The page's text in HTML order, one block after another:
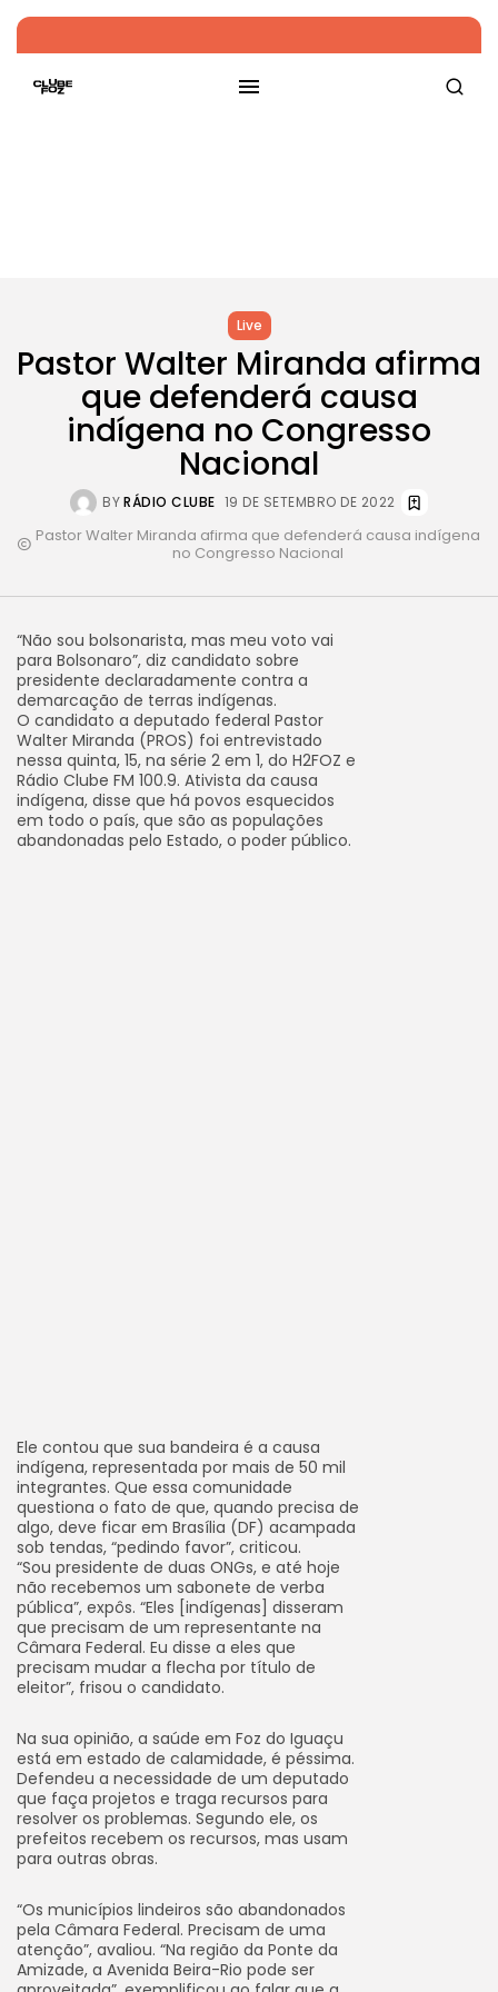
Live
Pastor Walter Miranda afirma
que defenderá causa
indígena no Congresso
Nacional
BYRÁDIO CLUBE 19 DE SETEMBRO DE 2022
Pastor Walter Miranda afirma que defenderá causa indígena
no Congresso Nacional
“Não sou bolsonarista, mas meu voto vai
para Bolsonaro”, diz candidato sobre
presidente declaradamente contra a
demarcação de terras indígenas.
O candidato a deputado federal Pastor
Walter Miranda (PROS) foi entrevistado
nessa quinta, 15, na série 2 em 1, do H2FOZ e
Rádio Clube FM 100.9. Ativista da causa
indígena, disse que há povos esquecidos
em todo o país, que são as populações
abandonadas pelo Estado, o poder público.
Ele contou que sua bandeira é a causa
indígena, representada por mais de 50 mil
integrantes. Que essa comunidade
questiona o fato de que, quando precisa de
algo, deve ficar em Brasília (DF) acampada
sob tendas, “pedindo favor”, criticou.
“Sou presidente de duas ONGs, e até hoje
não recebemos um sabonete de verba
pública”, expôs. “Eles [indígenas] disseram
que precisam de um representante na
Câmara Federal. Eu disse a eles que
precisam mudar a flecha por título de
eleitor”, frisou o candidato.
Na sua opinião, a saúde em Foz do Iguaçu
está em estado de calamidade, é péssima.
Defendeu a necessidade de um deputado
que faça projetos e traga recursos para
resolver os problemas. Segundo ele, os
prefeitos recebem os recursos, mas usam
para outras obras.
“Os municípios lindeiros são abandonados
pela Câmara Federal. Precisam de uma
atenção”, avaliou. “Na região da Ponte da
Amizade, a Avenida Beira-Rio pode ser